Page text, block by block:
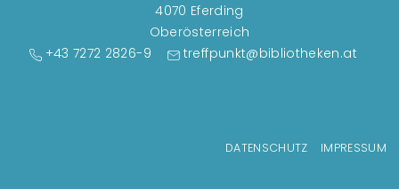
4070 Eferding
Oberösterreich
+43 7272 2826-9
treffpunkt@bibliotheken.at
DATENSCHUTZ IMPRESSUM